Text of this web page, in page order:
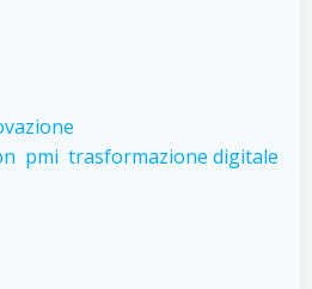
pmi trasformazione digitale